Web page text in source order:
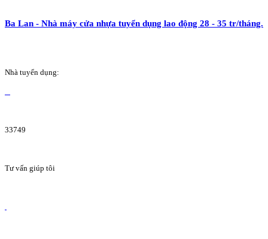
Ba Lan - Nhà máy cửa nhựa tuyển dụng lao động 28 - 35 tr/tháng.
Nhà tuyển dụng:
33749
Tư vấn giúp tôi